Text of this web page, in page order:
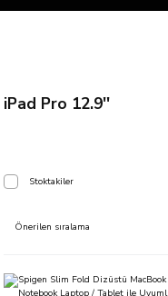
iPad Pro 12.9''
Stoktakiler